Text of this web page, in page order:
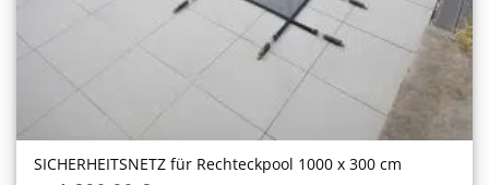
SICHERHEITS­NETZ für Rechteckpool 1000 x 300 cm